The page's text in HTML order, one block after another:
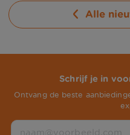
Alle
Schrijf je in
Ontvang de beste